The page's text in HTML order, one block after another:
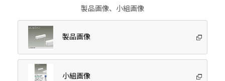
製品画像、小組画像
製品画像
小組画像